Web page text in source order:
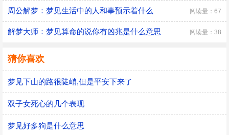
周公解梦：梦见生活中的人和事预示着什么 阅读量：67
解梦大师：梦见算命的说你有凶兆是什么意思 阅读量：38
猜你喜欢
梦见下山的路很陡峭,但是平安下来了
双子女死心的几个表现
梦见好多狗是什么意思